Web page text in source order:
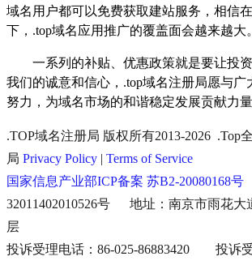
域名用户都可以免费获取建站服务，相信
下， .top域名应用推广的覆盖面会越来越大。
一系列的补贴、优惠政策就是要让投
我们的诚意和信心， .top域名注册局愿与广
努力，为域名市场的和谐稳定发展贡献力量
.TOP域名注册局 版权所有2013-2026 .Top
局 Privacy Policy | Terms of Service
国家信息产业部ICP备案 苏B2-20080168号
32011402010526号 地址：南京市雨花大
层
投诉受理电话：86-025-86883420 投诉